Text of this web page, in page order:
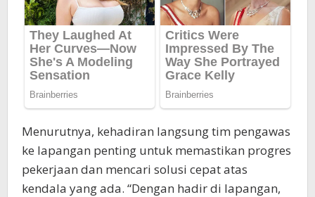
Menurutnya, kehadiran langsung tim pengawas
ke lapangan penting untuk memastikan progres
pekerjaan dan mencari solusi cepat atas
kendala yang ada. “Dengan hadir di lapangan,